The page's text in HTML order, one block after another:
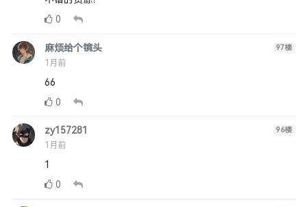
0
麻烦给个镜头
1月前
97楼
66
0
zy157281
1月前
96楼
1
0